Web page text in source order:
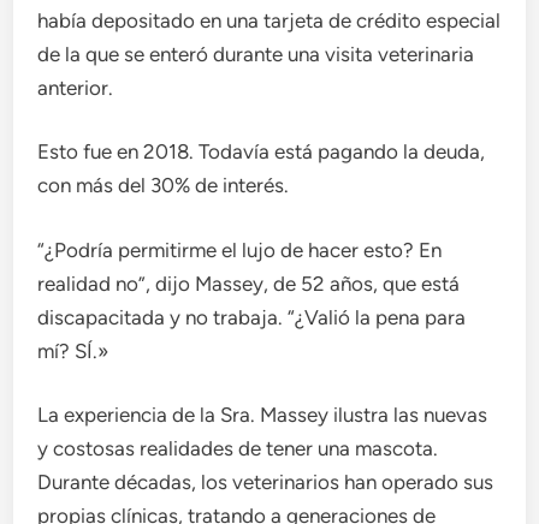
había depositado en una tarjeta de crédito especial
de la que se enteró durante una visita veterinaria
anterior.
Esto fue en 2018. Todavía está pagando la deuda,
con más del 30% de interés.
“¿Podría permitirme el lujo de hacer esto? En
realidad no”, dijo Massey, de 52 años, que está
discapacitada y no trabaja. “¿Valió la pena para
mí? SÍ.»
La experiencia de la Sra. Massey ilustra las nuevas
y costosas realidades de tener una mascota.
Durante décadas, los veterinarios han operado sus
propias clínicas, tratando a generaciones de